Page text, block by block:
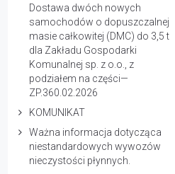
Dostawa dwóch nowych
samochodów o dopuszczalnej
masie całkowitej (DMC) do 3,5 t
dla Zakładu Gospodarki
Komunalnej sp. z o.o., z
podziałem na części—
ZP.360.02.2026
KOMUNIKAT
Ważna informacja dotycząca
niestandardowych wywozów
nieczystości płynnych.